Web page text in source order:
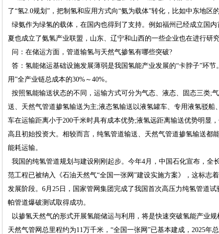
了“氢2.0规划”，把制氢和应用方式向“氨为载体”转化，比如中东地区
绿氨作为绿氢的载体，在国内也得到了支持。例如福州已经成立国
夏也成立了氨氢产业联盟，山东、辽宁和山西的一些企业也在进行研
问：在储运方面，管道输氢与天然气掺氢有哪些突破?
答：氢能储运基础设施发展薄弱是我国氢能产业发展的“卡脖子”环
用”全产业链总成本的30%～40%。
按照氢能输送状态的不同，运输方式可分为气态、液态、固态三类;
送、天然气管道掺氢输送为主;液态氢输送以液氢罐车、专用液氢驳船
车在运输距离小于200千米时具有成本优势;液氢远距离输送优势明显
高且初始投资大。相较而言，纯氢管道输送、天然气管道掺氢输送都
能耗运输。
我国的纯氢管道规划与建设刚刚起步。今年4月，中国石化宣布，全
范工程已被纳入《石油天然气“全国一张网”建设实施方案》，这标志
发展阶段。6月25日，国家管网集团完成了我国首次高压力纯氢管道
帕管道爆破测试取得成功。
以掺氢天然气的形式开展氢能储运与利用，将是快速突破氢能产业
天然气管网总里程约为11万千米，“全国一张网”已基本建成，2025年